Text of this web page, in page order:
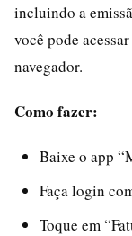
incluindo a
você pode
navegador.
Como fazer:
Baixe o app
Faça login
Toque em